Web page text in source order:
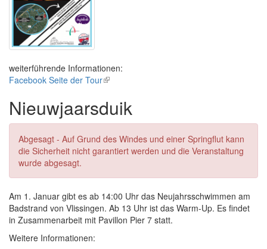
weiterführende Informationen:
Facebook Seite der Tour(link
external)
Nieuwjaarsduik
Abgesagt - Auf Grund des Windes und einer Springflut kann
die Sicherheit nicht garantiert werden und die Veranstaltung
wurde abgesagt.
Am 1. Januar gibt es ab 14:00 Uhr das Neujahrsschwimmen am
Badstrand von Vlissingen. Ab 13 Uhr ist das Warm-Up. Es findet
in Zusammenarbeit mit Pavillon Pier 7 statt.
Weitere Informationen: